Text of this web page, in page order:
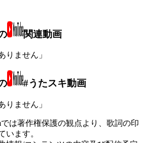
関連動画
りません」
#うたスキ動画
りません」
では著作権保護の観点より、歌詞の印
います。